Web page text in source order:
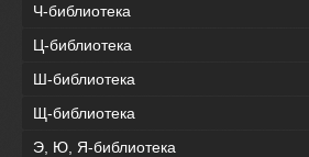
Ч-библиотека
Ц-библиотека
Ш-библиотека
Щ-библиотека
Э, Ю, Я-библиотека